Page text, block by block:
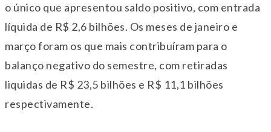
o único que apresentou saldo positivo, com entrada
líquida de R$ 2,6 bilhões. Os meses de janeiro e
março foram os que mais contribuíram para o
balanço negativo do semestre, com retiradas
liquidas de R$ 23,5 bilhões e R$ 11,1 bilhões
respectivamente.